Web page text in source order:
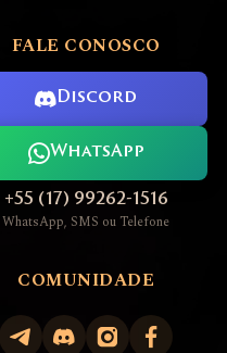
FALE CONOSCO
Discord
WhatsApp
+55 (17) 99262-1516
WhatsApp, SMS ou Telefone
COMUNIDADE